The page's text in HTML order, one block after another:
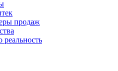
продаж